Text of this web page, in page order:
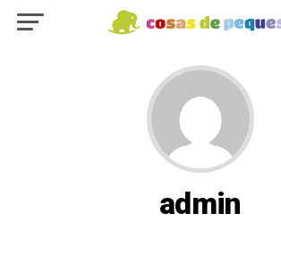
admin